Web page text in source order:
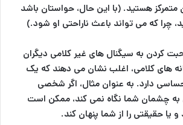
متمرکز هستید. (با این حال، حواستان باشد
چرا که می تواند باعث ناراحتی او شود.)
کردن به سیگنال های غیر کلامی دیگران
های کلامی، اغلب نشان می دهند که یک
دارد. به عنوان مثال، اگر شخصی
چشمان شما نگاه نمی کند، ممکن است
یا حقیقتی را از شما پنهان کند.